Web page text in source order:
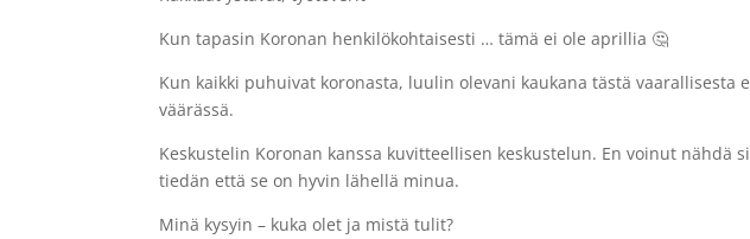
Kun tapasin Koronan henkilökohtaisesti … tämä ei ole aprillia 🤔
Kun kaikki puhuivat koronasta, luulin olevani kaukana tästä vaarallisesta
väärässä.
Keskustelin Koronan kanssa kuvitteellisen keskustelun. En voinut nähdä
tiedän että se on hyvin lähellä minua.
Minä kysyin – kuka olet ja mistä tulit?